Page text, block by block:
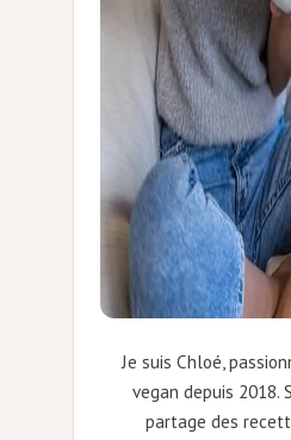
Je suis Chloé,
vegan depuis 2018.
partage des